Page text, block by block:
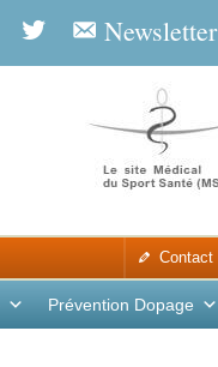
Newsletter
Contact
Prévention Dopage